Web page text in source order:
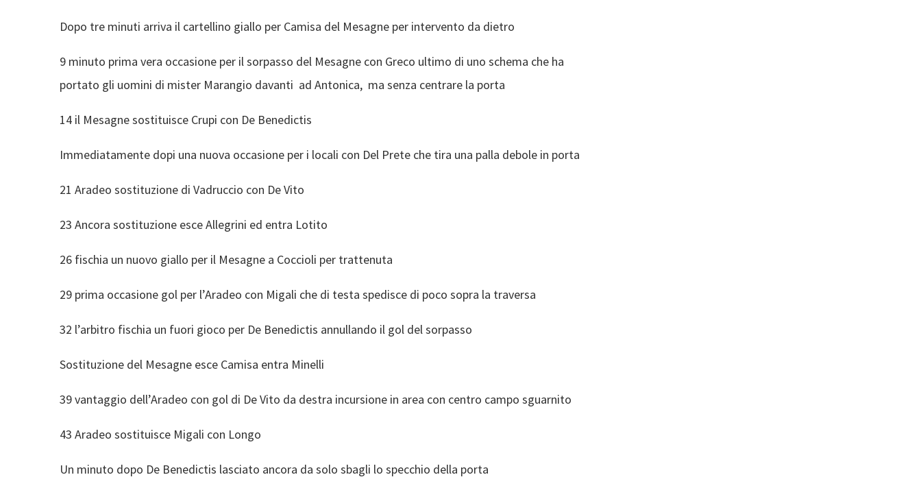
Dopo tre minuti arriva il cartellino giallo per Camisa del Mesagne per intervento da dietro
9 minuto prima vera occasione per il sorpasso del Mesagne con Greco ultimo di uno schema che ha
portato gli uomini di mister Marangio davanti ad Antonica, ma senza centrare la porta
14 il Mesagne sostituisce Crupi con De Benedictis
Immediatamente dopi una nuova occasione per i locali con Del Prete che tira una palla debole in porta
21 Aradeo sostituzione di Vadruccio con De Vito
23 Ancora sostituzione esce Allegrini ed entra Lotito
26 fischia un nuovo giallo per il Mesagne a Coccioli per trattenuta
29 prima occasione gol per l’Aradeo con Migali che di testa spedisce di poco sopra la traversa
32 l’arbitro fischia un fuori gioco per De Benedictis annullando il gol del sorpasso
Sostituzione del Mesagne esce Camisa entra Minelli
39 vantaggio dell’Aradeo con gol di De Vito da destra incursione in area con centro campo sguarnito
43 Aradeo sostituisce Migali con Longo
Un minuto dopo De Benedictis lasciato ancora da solo sbagli lo specchio della porta